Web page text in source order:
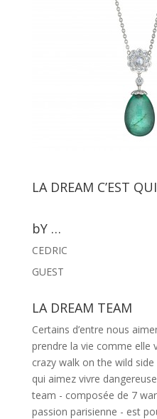
LA DREAM C’EST
bY …
CEDRIC
GUEST
LA DREAM TEAM
Certains d’entre nous
prendre la vie comme elle
crazy walk on the wild side
qui aimez vivre
team - composée de 7
passion parisienne - est